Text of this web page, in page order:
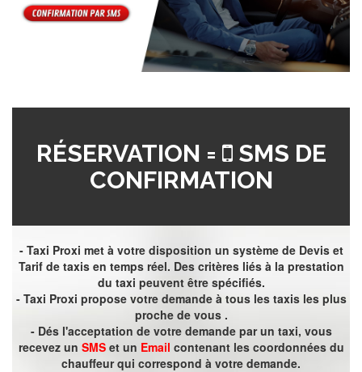
RÉSERVATION =
SMS DE
CONFIRMATION
- Taxi Proxi met à votre disposition un système de Devis et
Tarif de taxis en temps réel. Des critères liés à la prestation
du taxi peuvent être spécifiés.
- Taxi Proxi propose votre demande à tous les taxis les plus
proche de vous .
- Dés l'acceptation de votre demande par un taxi, vous
recevez un SMSet un Email contenant les coordonnées du
chauffeur qui correspond à votre demande.